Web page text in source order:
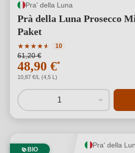
Pra' della Luna
Prà della Luna Prosecco
Paket
★★★★★
★
Durchschnittliche Bewertung von
10
61,20 €
48,90 €*
10,87 €/L (4,5 L)
1
BIO
Pra' della